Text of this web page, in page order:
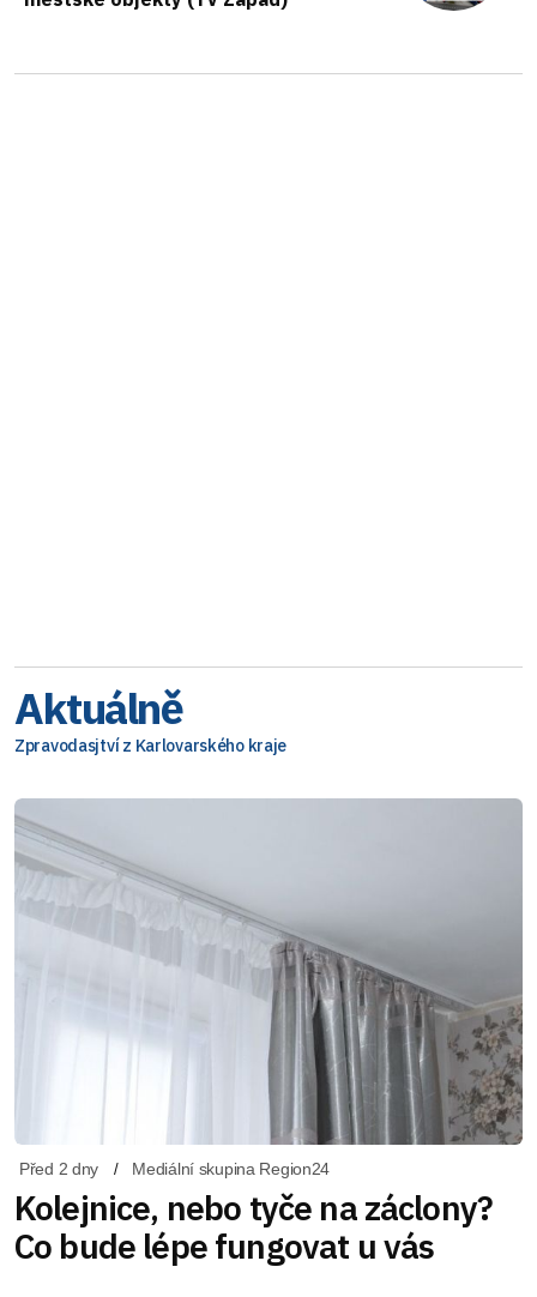
Aktuálně
Zpravodasjtví z Karlovarského kraje
Před 2 dny Mediální skupina Region24
Kolejnice, nebo tyče na záclony?
Co bude lépe fungovat u vás